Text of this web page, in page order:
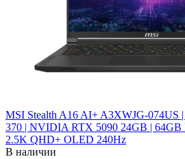
MSI Stealth A16 AI+ A3XWJG-074US
370 | NVIDIA RTX 5090 24GB |
2.5K QHD+ OLED 240Hz
В наличии